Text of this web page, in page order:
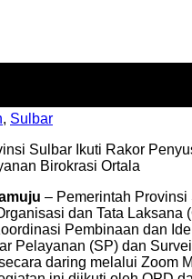
, Sulbar
– Pemerintah Provinsi
dan Tata Laksana
Pembinaan dan
Pelayanan (SP) dan
daring melalui Zoom